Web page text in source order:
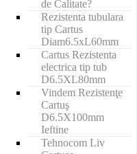
de Calitate?
Rezistenta tubulara
tip Cartus
Diam6.5xL60mm
Cartus Rezistenta
electrica tip tub
D6.5XL80mm
Vindem Rezistenţe
Cartuş
D6.5X100mm
Ieftine
Tehnocom Liv